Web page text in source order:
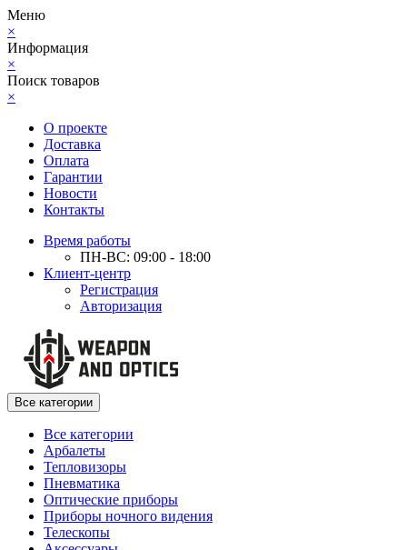
Меню
×
Информация
×
Поиск товаров
×
О проекте
Доставка
Оплата
Гарантии
Новости
Контакты
Время работы
ПН-ВС: 09:00 - 18:00
Клиент-центр
Регистрация
Авторизация
Все категории
Все категории
Арбалеты
Тепловизоры
Пневматика
Оптические приборы
Приборы ночного видения
Телескопы